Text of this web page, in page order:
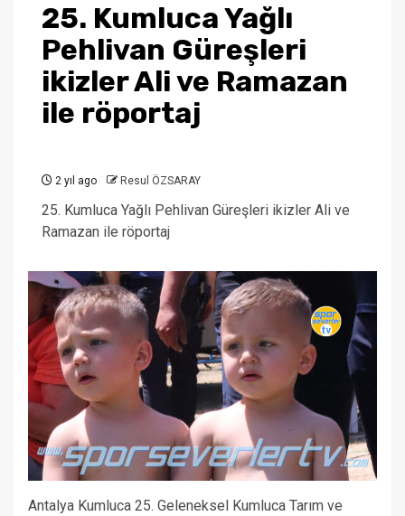
25. Kumluca Yağlı
Pehlivan Güreşleri
ikizler Ali ve Ramazan
ile röportaj
2 yıl ago Resul ÖZSARAY
25. Kumluca Yağlı Pehlivan Güreşleri ikizler Ali ve
Ramazan ile röportaj
Antalya Kumluca 25. Geleneksel Kumluca Tarım ve